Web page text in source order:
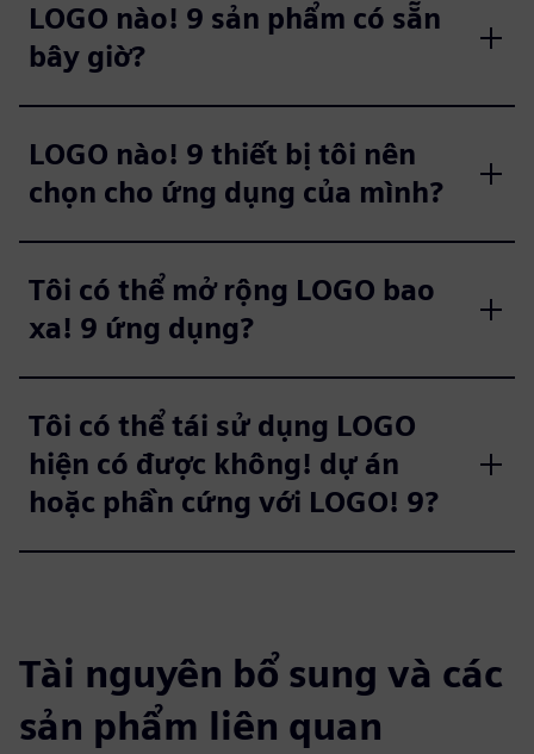
LOGO nào! 9 sản phẩm có sẵn
bây giờ?
LOGO nào! 9 thiết bị tôi nên
chọn cho ứng dụng của mình?
Tôi có thể mở rộng LOGO bao
xa! 9 ứng dụng?
Tôi có thể tái sử dụng LOGO
hiện có được không! dự án
hoặc phần cứng với LOGO! 9?
Tài nguyên bổ sung và các
sản phẩm liên quan